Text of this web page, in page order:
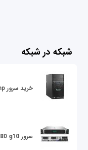
شبکه در شبکه
خرید سرور hp
سرور dl380 g10